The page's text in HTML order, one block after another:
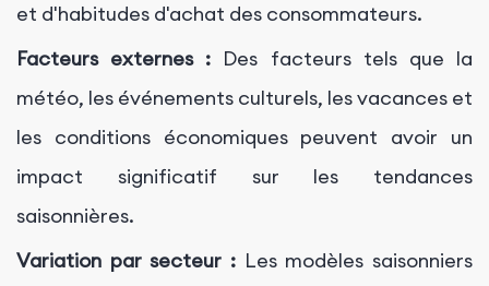
et d'habitudes d'achat des consommateurs.
Facteurs externes : Des facteurs tels que la
météo, les événements culturels, les vacances et
les conditions économiques peuvent avoir un
impact significatif sur les tendances
saisonnières.
Variation par secteur : Les modèles saisonniers